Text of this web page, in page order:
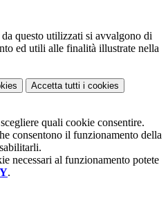
questo utilizzati si avvalgono di
ed utili alle finalità illustrate nella
Accetta tutti i cookies
quali cookie consentire.
consentono il funzionamento della
necessari al funzionamento potete
.